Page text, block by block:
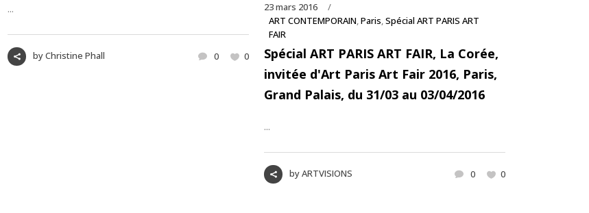
...
byChristine Phall 0 0
23 mars 2016
ART CONTEMPORAIN,Paris,Spécial ART PARIS ART
FAIR
Spécial ART PARIS ART FAIR, La Corée,
invitée d'Art Paris Art Fair 2016, Paris,
Grand Palais, du 31/03 au 03/04/2016
...
byARTVISIONS 0 0